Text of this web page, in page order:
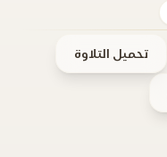
تحميل التلاوة